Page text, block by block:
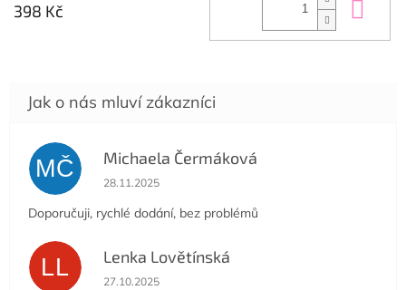
398 Kč
MČ Michaela Čermáková
Hodnocení obchodu je 5 z 5 hvězdiček.
28.11.2025
Doporučuji, rychlé dodání, bez problémů
LL Lenka Lovětínská
Hodnocení obchodu je 5 z 5 hvězdiček.
27.10.2025